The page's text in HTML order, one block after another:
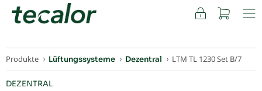
FACHKUNDEN
Produkte Lüftungssysteme Dezentral LTM TL 1230 Set B/7
DEZENTRAL